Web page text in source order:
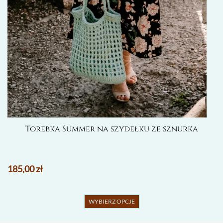
Torebka Summer na szydełku ze sznurka
185,00zł
WYBIERZ OPCJE
Ten